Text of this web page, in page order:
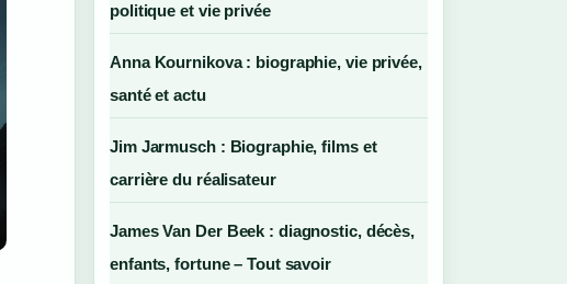
politique et vie privée
Anna Kournikova : biographie, vie privée,
santé et actu
Jim Jarmusch : Biographie, films et
carrière du réalisateur
James Van Der Beek : diagnostic, décès,
enfants, fortune – Tout savoir